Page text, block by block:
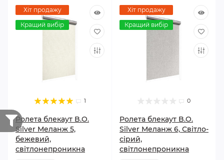
Хіт продажу
Кращий вибір
1
Ролета блекаут B.O.
Silver Меланж 5,
бежевий,
світлонепроникна
Хіт продажу
Кращий вибір
0
Ролета блекаут B.O.
Silver Меланж 6, Світло-
сірий,
світлонепроникна